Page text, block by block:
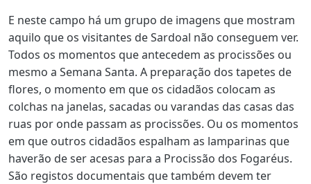
E neste campo há um grupo de imagens que mostram
aquilo que os visitantes de Sardoal não conseguem ver.
Todos os momentos que antecedem as procissões ou
mesmo a Semana Santa. A preparação dos tapetes de
flores, o momento em que os cidadãos colocam as
colchas na janelas, sacadas ou varandas das casas das
ruas por onde passam as procissões. Ou os momentos
em que outros cidadãos espalham as lamparinas que
haverão de ser acesas para a Procissão dos Fogaréus.
São registos documentais que também devem ter